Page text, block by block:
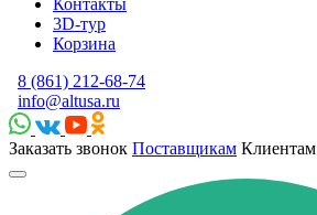
Контакты
3D-тур
Корзина
8 (861) 212-68-74
info@altusa.ru
Заказать звонок Поставщикам Клиентам